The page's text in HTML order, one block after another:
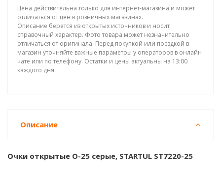
Цена действительна только для интернет-магазина и может
отличаться от цен в розничных магазинах.
Описание берется из открытых источников и носит
справочный характер. Фото товара может незначительно
отличаться от оригинала. Перед покупкой или поездкой в
магазин уточняйте важные параметры у операторов в онлайн
чате или по телефону. Остатки и цены актуальны на 13:00
каждого дня.
Описание
Очки открытые О-25 серые, STARTUL ST7220-25